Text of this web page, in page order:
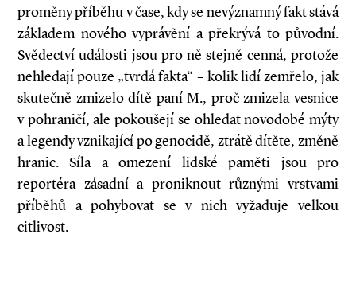
proměny příběhu v čase, kdy se nevýznamný fakt stává
základem nového vyprávění a překrývá to původní.
Svědectví události jsou pro ně stejně cenná, protože
nehledají pouze „tvrdá fakta“ – kolik lidí zemřelo, jak
skutečně zmizelo dítě paní M., proč zmizela vesnice
v pohraničí, ale pokoušejí se ohledat novodobé mýty
a legendy vznikající po genocidě, ztrátě dítěte, změně
hranic. Síla a omezení lidské paměti jsou pro
reportéra zásadní a proniknout různými vrstvami
příběhů a pohybovat se v nich vyžaduje velkou
citlivost.